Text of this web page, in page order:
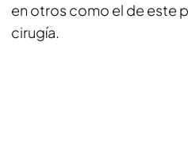
en otros como el de este
cirugía.